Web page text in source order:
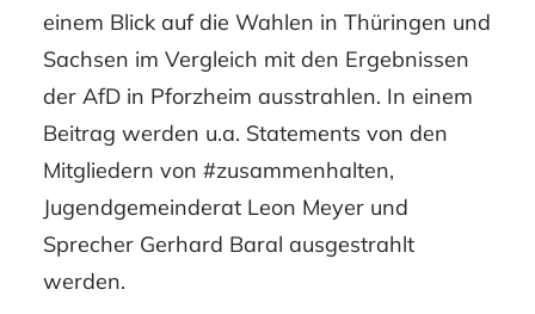
einem Blick auf die Wahlen in Thüringen und
Sachsen im Vergleich mit den Ergebnissen
der AfD in Pforzheim ausstrahlen. In einem
Beitrag werden u.a. Statements von den
Mitgliedern von #zusammenhalten,
Jugendgemeinderat Leon Meyer und
Sprecher Gerhard Baral ausgestrahlt
werden.